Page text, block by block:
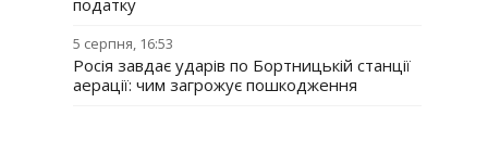
податку
5 серпня, 16:53
Росія завдає ударів по Бортницькій станції
аерації: чим загрожує пошкодження